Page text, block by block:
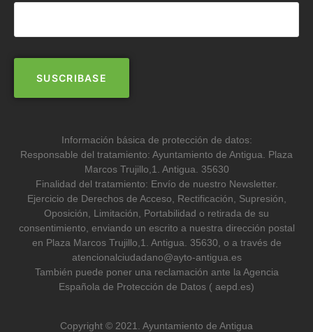
Información básica de protección de datos:
Responsable del tratamiento: Ayuntamiento de Antigua. Plaza
Marcos Trujillo,1. Antigua. 35630
Finalidad del tratamiento: Envío de nuestro Newsletter.
Ejercicio de Derechos de Acceso, Rectificación, Supresión,
Oposición, Limitación, Portabilidad o retirada de su
consentimiento, enviando un escrito a nuestra dirección postal
en Plaza Marcos Trujillo,1. Antigua. 35630, o a través de
atencionalciudadano@ayto-antigua.es
También puede poner una reclamación ante la Agencia
Española de Protección de Datos ( aepd.es)
Copyright © 2021. Ayuntamiento de Antigua